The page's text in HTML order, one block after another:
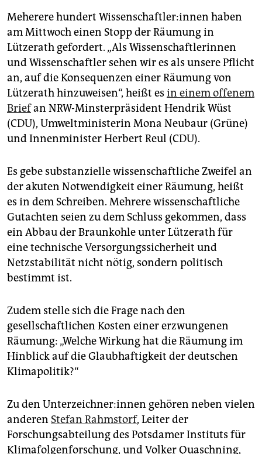
Meherere hundert Wis­sen­schaft­le­r:in­nen haben
am Mittwoch einen Stopp der Räumung in
Lützerath gefordert. „Als Wissenschaftlerinnen
und Wissenschaftler sehen wir es als unsere Pflicht
an, auf die Konsequenzen einer Räumung von
Lützerath hinzuweisen“, heißt es in einem offenem
Briefan NRW-Minsterpräsident Hendrik Wüst
(CDU), Umweltministerin Mona Neubaur (Grüne)
und Innenminister Herbert Reul (CDU).
Es gebe substanzielle wissenschaftliche Zweifel an
der akuten Notwendigkeit einer Räumung, heißt
es in dem Schreiben. Mehrere wissenschaftliche
Gutachten seien zu dem Schluss gekommen, dass
ein Abbau der Braunkohle unter Lützerath für
eine technische Versorgungssicherheit und
Netzstabilität nicht nötig, sondern politisch
bestimmt ist.
Zudem stelle sich die Frage nach den
gesellschaftlichen Kosten einer erzwungenen
Räumung: „Welche Wirkung hat die Räumung im
Hinblick auf die Glaubhaftigkeit der deutschen
Klimapolitik?“
Zu den Un­ter­zeich­ne­r:in­nen gehören neben vielen
anderen Stefan Rahmstorf, Leiter der
Forschungsabteilung des Potsdamer Instituts für
Klimafolgenforschung, und Volker Quaschning,